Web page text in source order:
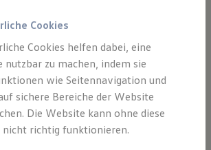
Leasing
Leasing
ohne Anzahlung
mit Schlussrate
und Garantien
Versicherung
Online
Cookies
Cookies helfen dabei, eine
nutzbar zu machen, indem sie
wie Seitennavigation und
sichere Bereiche der Website
Die Website kann ohne diese
nicht richtig funktionieren.